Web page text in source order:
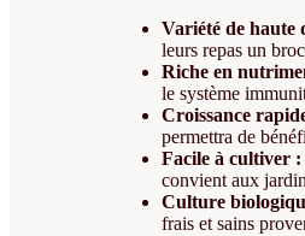
Variété de haute
leurs repas un
Riche en
le système
Croissance
permettra de
Facile à cultiver :
convient aux
Culture
frais et sains